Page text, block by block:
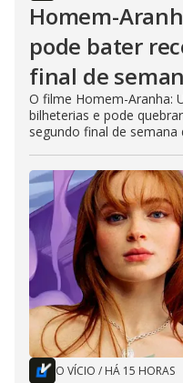
Homem-
pode bater
final de
O filme Homem-Aranha:
bilheterias e pode
segundo final de semana
O VÍCIO / HÁ 15 HORAS